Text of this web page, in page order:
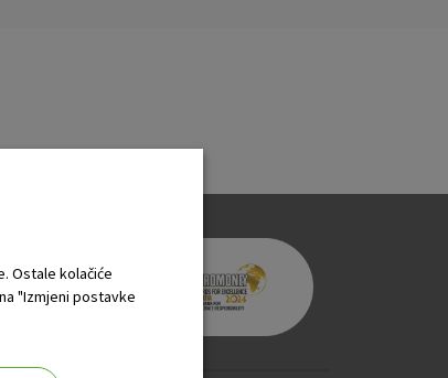
Ostale kolačiće
"Izmjeni postavke